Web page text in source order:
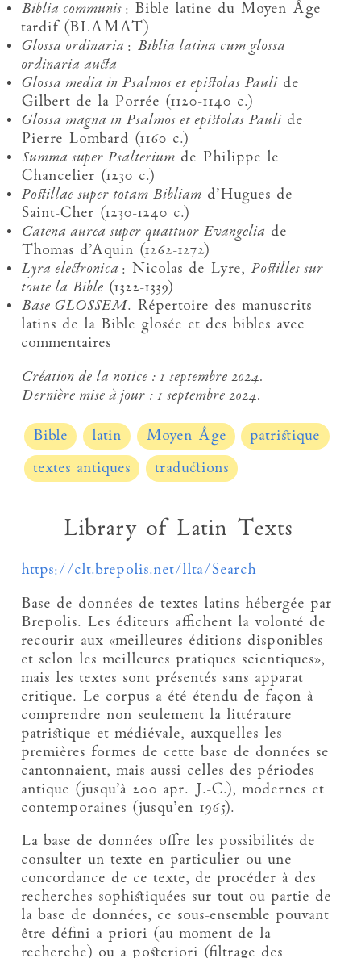
Biblia communis : Bible latine du Moyen Âge
tardif (BLAMAT)
Glossa ordinaria : Biblia latina cum glossa
ordinaria aucta
Glossa media in Psalmos et epistolas Paulide
Gilbert de la Porrée (1120-1140 c.)
Glossa magna in Psalmos et epistolas Paulide
Pierre Lombard (1160 c.)
Summa super Psalterium de Philippe le
Chancelier (1230 c.)
Postillae super totam Bibliam d’Hugues de
Saint-Cher (1230-1240 c.)
Catena aurea super quattuor Evangelia de
Thomas d’Aquin (1262-1272)
Lyra electronica : Nicolas de Lyre, Postilles sur
toute la Bible (1322-1339)
Base GLOSSEM. Répertoire des manuscrits
latins de la Bible glosée et des bibles avec
commentaires
Création de la notice :1 septembre 2024.
Dernière mise à jour :1 septembre 2024.
Bible latin Moyen Âge
patristique
textes antiques
traductions
Library of Latin Texts
https://clt.brepolis.net/llta/Search
Base de données de textes latins hébergée par
Brepolis. Les éditeurs affichent la volonté de
recourir aux «meilleures éditions disponibles
et selon les meilleures pratiques scientiques»,
mais les textes sont présentés sans apparat
critique. Le corpus a été étendu de façon à
comprendre non seulement la littérature
patristique et médiévale, auxquelles les
premières formes de cette base de données se
cantonnaient, mais aussi celles des périodes
antique (jusqu’à 200 apr. J.-C.), modernes et
contemporaines (jusqu’en 1965).
La base de données offre les possibilités de
consulter un texte en particulier ou une
concordance de ce texte, de procéder à des
recherches sophistiquées sur tout ou partie de
la base de données, ce sous-ensemble pouvant
être défini a priori (au moment de la
recherche) ou a posteriori (filtrage des